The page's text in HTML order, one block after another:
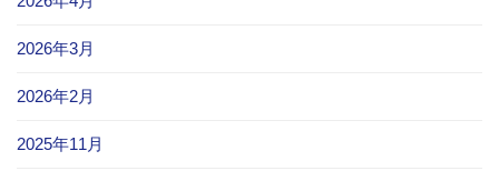
2026年3月
2026年2月
2025年11月